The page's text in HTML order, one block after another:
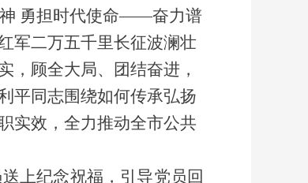
勇担时代使命——奋力谱
军二万五千里长征波澜壮
，顾全大局、团结奋进，
平同志围绕如何传承弘扬
实效，全力推动全市公共
上纪念祝福，引导党员回